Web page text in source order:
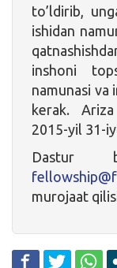
to’ldirib,
ishidan
inshoni
namunasi va
kerak.
2015-yil 31-
Dastur
murojaat